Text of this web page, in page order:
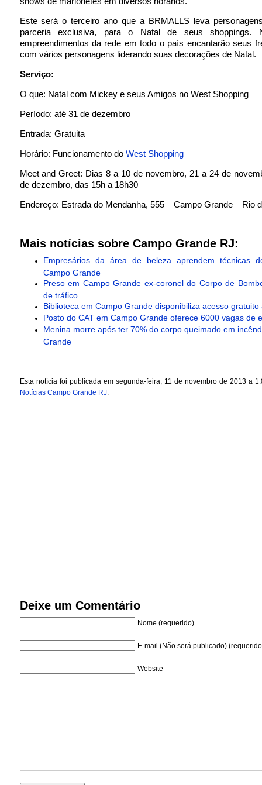
Este será o terceiro ano que a BRMALLS leva
parceria exclusiva, para o Natal de seus shoppings.
empreendimentos da rede em todo o país encantarão seus
com vários personagens liderando suas decorações de Natal.
Serviço:
O que: Natal com Mickey e seus Amigos no West Shopping
Período: até 31 de dezembro
Entrada: Gratuita
Horário: Funcionamento do West Shopping
Meet and Greet: Dias 8 a 10 de novembro, 21 a 24 de
de dezembro, das 15h a 18h30
Endereço: Estrada do Mendanha, 555 – Campo Grande – Rio
Mais notícias sobre Campo Grande RJ:
Empresários da área de beleza aprendem técnicas
Campo Grande
Preso em Campo Grande ex-coronel do Corpo de
de tráfico
Biblioteca em Campo Grande disponibiliza acesso gratuito
Posto do CAT em Campo Grande oferece 6000 vagas de
Menina morre após ter 70% do corpo queimado em
Grande
Esta notícia foi publicada em segunda-feira, 11 de novembro de 2013 a
Notícias Campo Grande RJ.
Deixe um Comentário
Nome (requerido)
E-mail (Não será publicado)
Website